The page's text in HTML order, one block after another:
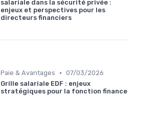
salariale dans la sécurité privée :
enjeux et perspectives pour les
directeurs financiers
Paie & Avantages • 07/03/2026
Grille salariale EDF : enjeux
stratégiques pour la fonction finance